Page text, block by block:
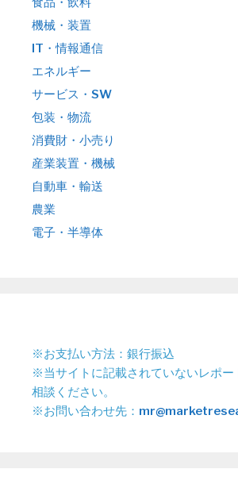
機械・装置
IT・情報通信
エネルギー
サービス・SW
包装・物流
消費財・小売り
産業装置・機械
自動車・輸送
農業
電子・半導体
※お支払い方法：銀行振込
※当サイトに記載されていないレポー
相談ください。
※お問い合わせ先：